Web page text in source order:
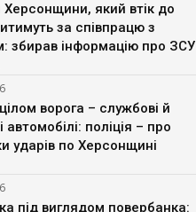
який втік до
за співпрацю з
збирав інформацію про ЗСУ
ворога – службові й
автомобілі: поліція – про
ударів по Херсонщині
під виглядом повербанка: